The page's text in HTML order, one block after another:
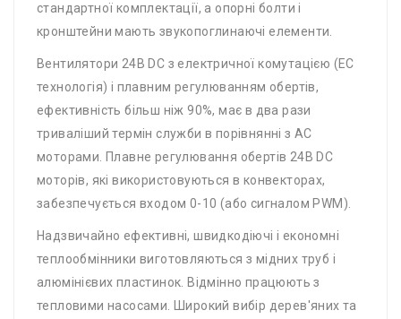
стандартної комплектації, а опорні болти і
кронштейни мають звукопоглинаючі елементи.
Вентилятори 24В DC з електричної комутацією (EC
технологія) і плавним регулюванням обертів,
ефективність більш ніж 90%, має в два рази
триваліший термін служби в порівнянні з AC
моторами. Плавне регулювання обертів 24В DC
моторів, які використовуються в конвекторах,
забезпечується входом 0-10 (або сигналом PWM).
Надзвичайно ефективні, швидкодіючі і економні
теплообмінники виготовляються з мідних труб і
алюмінієвих пластинок. Відмінно працюють з
тепловими насосами. Широкий вибір дерев'яних та